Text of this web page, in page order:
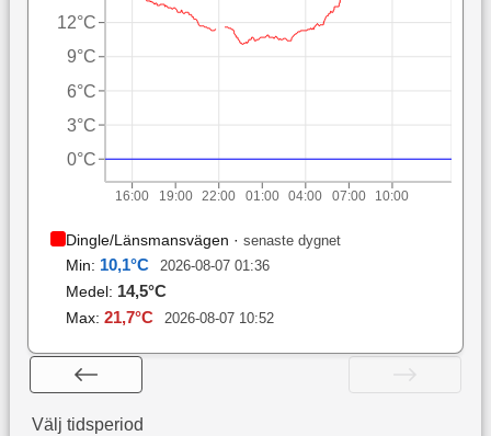
16:00 19:00 22:00 01:00 04:00 07:00 10:00
0°C
3°C
6°C
9°C
12°C
Dingle/Länsmansvägen · senaste dygnet
Min: 10,1°C 2026-08-07 01:36
Medel: 14,5°C
Max: 21,7°C 2026-08-07 10:52
Välj tidsperiod